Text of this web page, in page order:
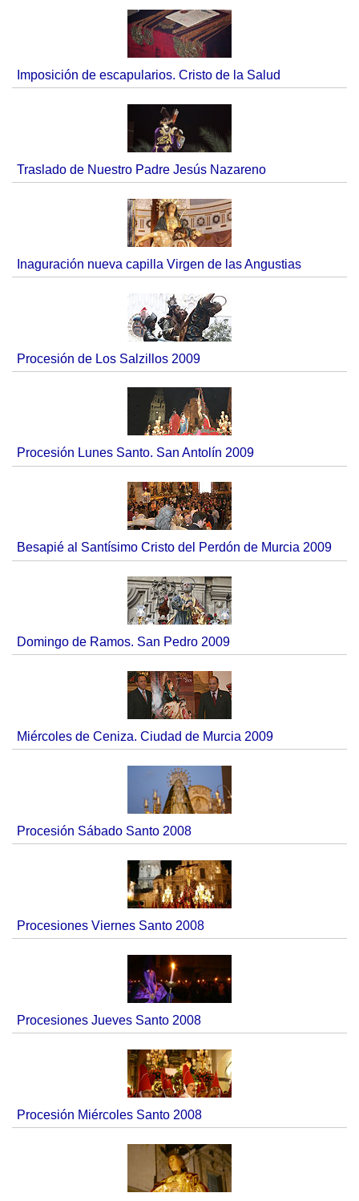
Imposición de escapularios. Cristo de la Salud
Traslado de Nuestro Padre Jesús Nazareno
Inaguración nueva capilla Virgen de las Angustias
Procesión de Los Salzillos 2009
Procesión Lunes Santo. San Antolín 2009
Besapié al Santísimo Cristo del Perdón de Murcia 2009
Domingo de Ramos. San Pedro 2009
Miércoles de Ceniza. Ciudad de Murcia 2009
Procesión Sábado Santo 2008
Procesiones Viernes Santo 2008
Procesiones Jueves Santo 2008
Procesión Miércoles Santo 2008